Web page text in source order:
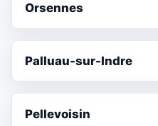
Orsennes
Palluau-sur-Indre
Pellevoisin